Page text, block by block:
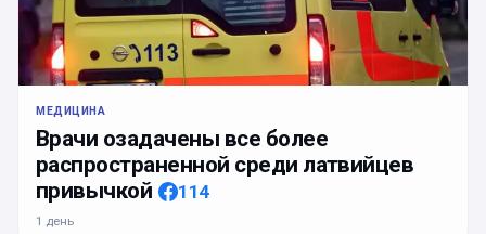
МЕДИЦИНА
Врачи озадачены все более
распространенной среди латвийцев
привычкой
114
1 день